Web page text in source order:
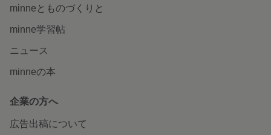
minneとものづくりと
minne学習帖
ニュース
minneの本
企業の方へ
広告出稿について